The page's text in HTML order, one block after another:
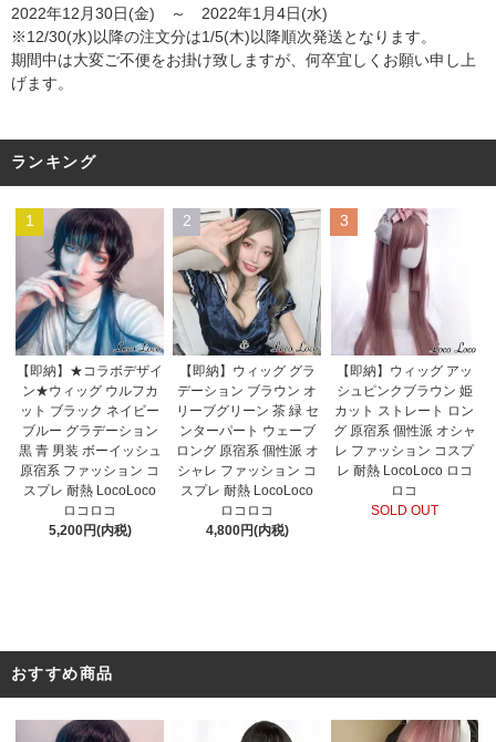
2022年12月30日(金) ～ 2022年1月4日(水)
※12/30(水)以降の注文分は1/5(木)以降順次発送となります。
期間中は大変ご不便をお掛け致しますが、何卒宜しくお願い申し上
げます。
ランキング
1
【即納】★コラボデザイ
ン★ウィッグ ウルフカ
ット ブラック ネイビー
ブルー グラデーション
黒 青 男装 ボーイッシュ
原宿系 ファッション コ
スプレ 耐熱 LocoLoco
ロコロコ
5,200円(内税)
2
【即納】ウィッグ グラ
デーション ブラウン オ
リーブグリーン 茶 緑 セ
ンターパート ウェーブ
ロング 原宿系 個性派 オ
シャレ ファッション コ
スプレ 耐熱 LocoLoco
ロコロコ
4,800円(内税)
3
【即納】ウィッグ アッ
シュピンクブラウン 姫
カット ストレート ロン
グ 原宿系 個性派 オシャ
レ ファッション コスプ
レ 耐熱 LocoLoco ロコ
ロコ
SOLD OUT
おすすめ商品